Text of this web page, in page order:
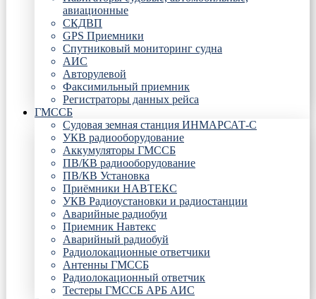
авиационные
СКДВП
GPS Приемники
Спутниковый мониторинг судна
АИС
Авторулевой
Факсимильный приемник
Регистраторы данных рейса
ГМССБ
Судовая земная станция ИНМАРСАТ-С
УКВ радиооборудование
Аккумуляторы ГМССБ
ПВ/КВ радиооборудование
ПВ/КВ Установка
Приёмники НАВТЕКС
УКВ Радиоустановки и радиостанции
Аварийные радиобуи
Приемник Навтекс
Аварийный радиобуй
Радиолокационные ответчики
Антенны ГМССБ
Радиолокационный ответчик
Тестеры ГМССБ АРБ АИС